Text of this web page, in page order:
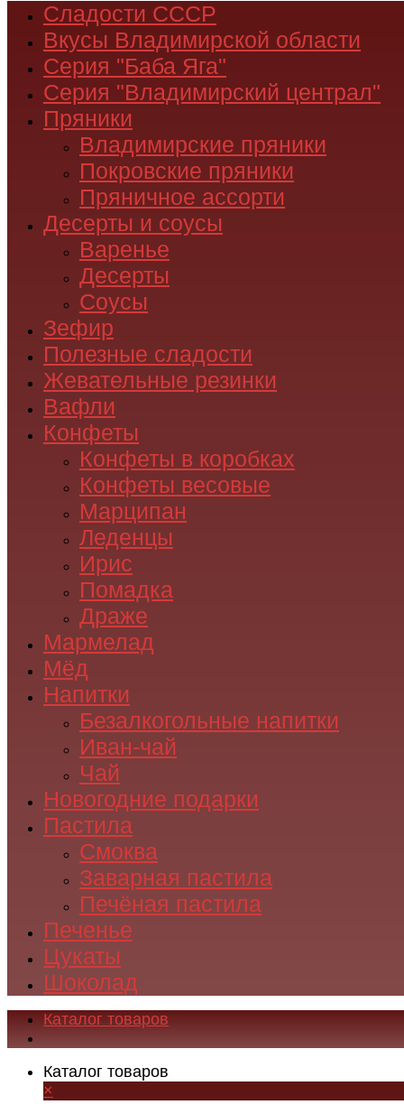
Сладости СССР
Вкусы Владимирской области
Серия "Баба Яга"
Серия "Владимирский централ"
Пряники
Владимирские пряники
Покровские пряники
Пряничное ассорти
Десерты и соусы
Варенье
Десерты
Соусы
Зефир
Полезные сладости
Жевательные резинки
Вафли
Конфеты
Конфеты в коробках
Конфеты весовые
Марципан
Леденцы
Ирис
Помадка
Драже
Мармелад
Мёд
Напитки
Безалкогольные напитки
Иван-чай
Чай
Новогодние подарки
Пастила
Смоква
Заварная пастила
Печёная пастила
Печенье
Цукаты
Шоколад
Каталог товаров
Каталог товаров
×